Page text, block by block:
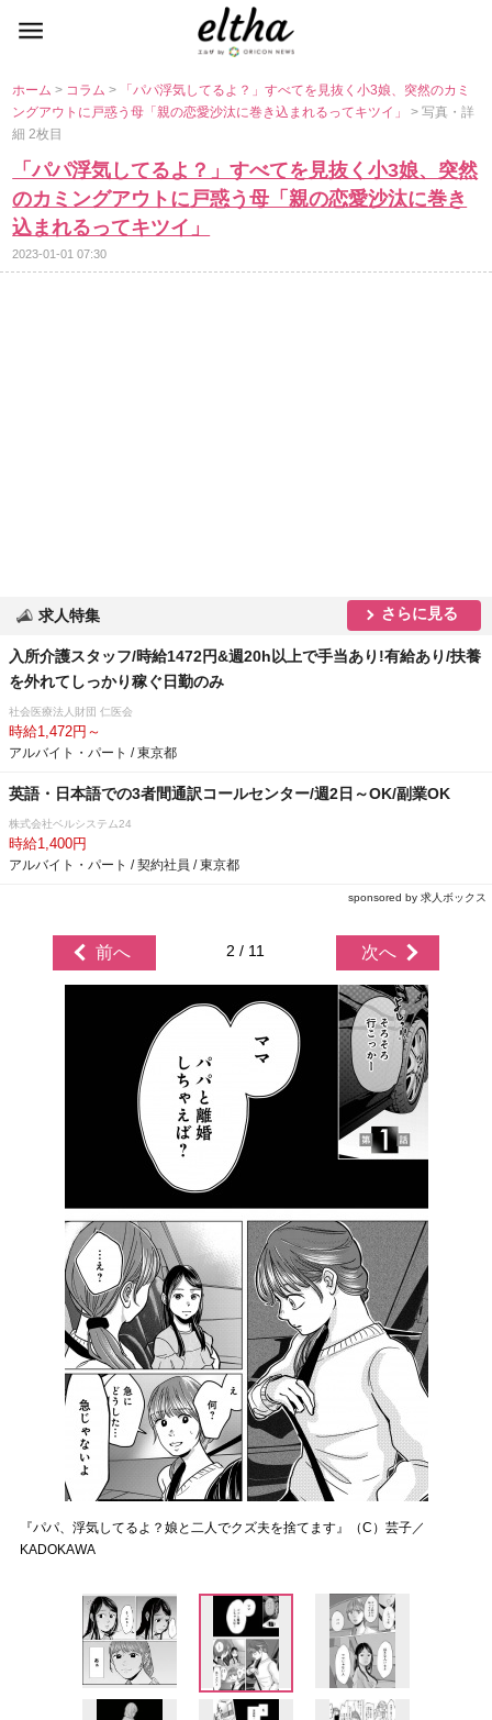
ホーム> コラム>
「パパ浮気してるよ？」すべてを見抜く小3娘、突然のカミ
ングアウトに戸惑う母「親の恋愛沙汰に巻き込まれるってキツイ」> 写真・詳
細 2枚目
「パパ浮気してるよ？」すべてを見抜く小3娘、突然
のカミングアウトに戸惑う母「親の恋愛沙汰に巻き
込まれるってキツイ」
2023-01-01 07:30
求人特集 さらに見る
入所介護スタッフ/時給1472円&週20h以上で手当あり!有給あり/扶養
を外れてしっかり稼ぐ日勤のみ
社会医療法人財団 仁医会
時給1,472円～
アルバイト・パート / 東京都
英語・日本語での3者間通訳コールセンター/週2日～OK/副業OK
株式会社ベルシステム24
時給1,400円
アルバイト・パート / 契約社員 / 東京都
sponsored by 求人ボックス
前へ 2 / 11 次へ
『パパ、浮気してるよ？娘と二人でクズ夫を捨てます』（C）芸子／
KADOKAWA